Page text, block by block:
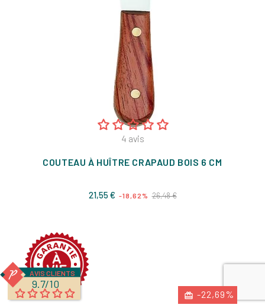
4 avis
COUTEAU À HUÎTRE CRAPAUD BOIS 6 CM
21,55 € Prix
-18,62% 26,48 €Prix
-22,69%
AVIS CLIENTS
9.7/10